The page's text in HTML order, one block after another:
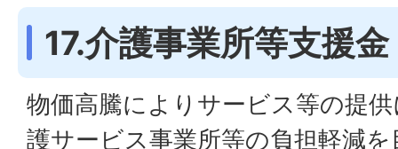
17.介護事業所等支援金
物価高騰によりサービス等の提
護サービス事業所等の負担軽減